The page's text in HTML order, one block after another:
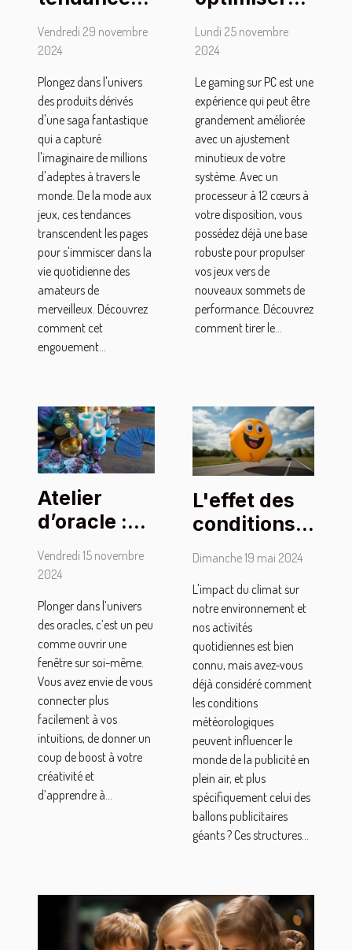
des
produits
une célèbre
saga
fantastique
Vendredi 29 novembre
2024
Plongez dans l'univers
des produits dérivés
d'une saga fantastique
qui a capturé
l'imaginaire de millions
d'adeptes à travers le
monde. De la mode aux
jeux, ces tendances
transcendent les pages
pour s'immiscer dans la
vie quotidienne des
amateurs de
merveilleux. Découvrez
comment cet
engouement...
son PC pour
le gaming
processeur
12 cœurs
Lundi 25 novembre
2024
Le gaming sur PC est une
expérience qui peut être
grandement améliorée
avec un ajustement
minutieux de votre
système. Avec un
processeur à 12 cœurs à
votre disposition, vous
possédez déjà une base
robuste pour propulser
vos jeux vers de
nouveaux sommets de
performance. Découvrez
comment tirer le...
Atelier
d’oracle :
inscrivez-
vous vite
prochaines
sessions
d’Emeline
Capron !
Vendredi 15 novembre
2024
Plonger dans l’univers
des oracles, c’est un peu
comme ouvrir une
fenêtre sur soi-même.
Vous avez envie de vous
connecter plus
facilement à vos
intuitions, de donner un
coup de boost à votre
créativité et
d’apprendre à...
L'effet des
conditions
climatiques
ballons
publicitaires
géants
Dimanche 19 mai 2024
L'impact du climat sur
notre environnement et
nos activités
quotidiennes est bien
connu, mais avez-vous
déjà considéré comment
les conditions
météorologiques
peuvent influencer le
monde de la publicité en
plein air, et plus
spécifiquement celui des
ballons publicitaires
géants ? Ces structures...